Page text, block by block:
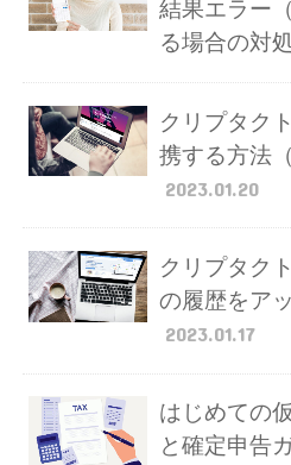
結果エラー
る場合の対
クリプタク
携する方法
2023.01.20
クリプタク
の履歴をア
2023.01.17
はじめての
と確定申告